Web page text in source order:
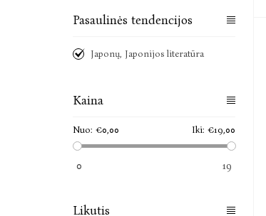
Pasaulinės tendencijos
Japonų, Japonijos literatūra
Kaina
Nuo: €0,00 Iki: €19,00
0 19
Likutis